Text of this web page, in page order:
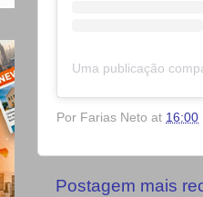
Por Farias Neto at 16:00
Postagem mais